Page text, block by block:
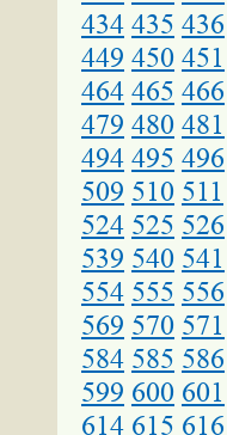
434 435 436
449 450 451
464 465 466
479 480 481
494 495 496
509 510 511
524 525 526
539 540 541
554 555 556
569 570 571
584 585 586
599 600 601
614 615 616